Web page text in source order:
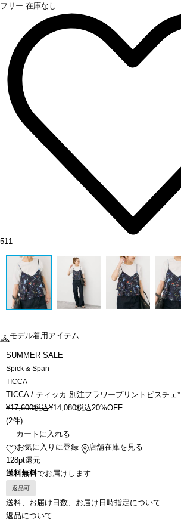
フリー 在庫なし
511
モデル着用アイテム
SUMMER SALE
Spick & Span
TICCA
TICCA / ティッカ 別注フラワープリントビスチェ*
¥17,600税込¥14,080税込20%OFF
(2件)
カートに入れる
お気に入りに登録
店舗在庫を見る
128pt還元
送料無料でお届けします
返品可
送料、お届け日数、お届け日時指定について
返品について